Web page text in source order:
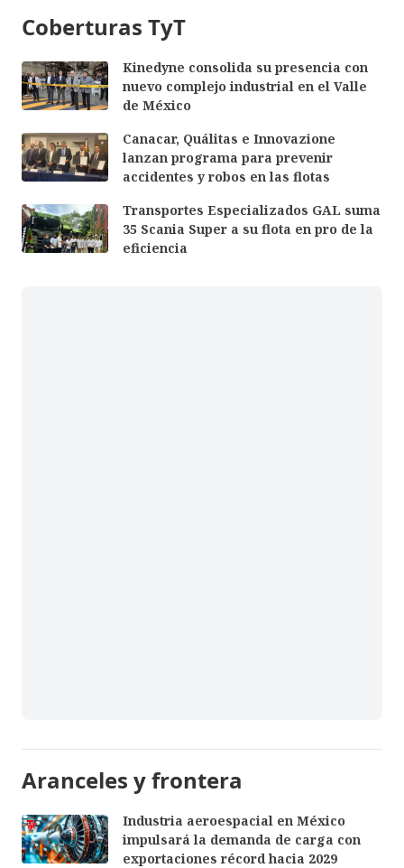
Coberturas TyT
Kinedyne consolida su presencia con
nuevo complejo industrial en el Valle
de México
Canacar, Quálitas e Innovazione
lanzan programa para prevenir
accidentes y robos en las flotas
Transportes Especializados GAL suma
35 Scania Super a su flota en pro de la
eficiencia
Aranceles y frontera
Industria aeroespacial en México
impulsará la demanda de carga con
exportaciones récord hacia 2029